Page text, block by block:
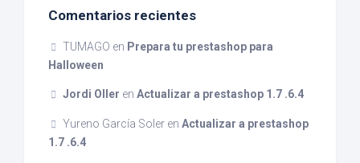
Comentarios recientes
TUMAGO en Prepara tu prestashop para
Halloween
Jordi Oller en Actualizar a prestashop 1.7 .6.4
Yureno García Soler en Actualizar a prestashop
1.7 .6.4